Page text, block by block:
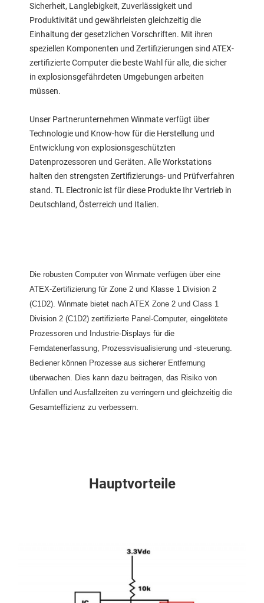
Sicherheit, Langlebigkeit, Zuverlässigkeit und
Produktivität und gewährleisten gleichzeitig die
Einhaltung der gesetzlichen Vorschriften. Mit ihren
speziellen Komponenten und Zertifizierungen sind ATEX-
zertifizierte Computer die beste Wahl für alle, die sicher
in explosionsgefährdeten Umgebungen arbeiten
müssen.
Unser Partnerunternehmen Winmate verfügt über
Technologie und Know-how für die Herstellung und
Entwicklung von explosionsgeschützten
Datenprozessoren und Geräten. Alle Workstations
halten den strengsten Zertifizierungs- und Prüfverfahren
stand. TL Electronic ist für diese Produkte Ihr Vertrieb in
Deutschland, Österreich und Italien.
Die robusten Computer von Winmate verfügen über eine
ATEX-Zertifizierung für Zone 2 und Klasse 1 Division 2
(C1D2). Winmate bietet nach ATEX Zone 2 und Class 1
Division 2 (C1D2) zertifizierte Panel-Computer, eingelötete
Prozessoren und Industrie-Displays für die
Ferndatenerfassung, Prozessvisualisierung und -steuerung.
Bediener können Prozesse aus sicherer Entfernung
überwachen. Dies kann dazu beitragen, das Risiko von
Unfällen und Ausfallzeiten zu verringern und gleichzeitig die
Gesamteffizienz zu verbessern.
Hauptvorteile